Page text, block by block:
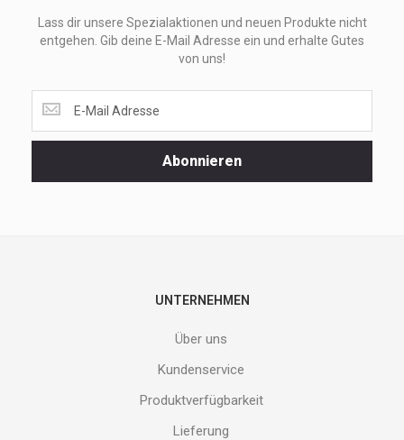
Lass dir unsere Spezialaktionen und neuen Produkte nicht
entgehen. Gib deine E-Mail Adresse ein und erhalte Gutes
von uns!
dir
unsere
Abonnieren
UNTERNEHMEN
Über uns
Kundenservice
Produktverfügbarkeit
Lieferung